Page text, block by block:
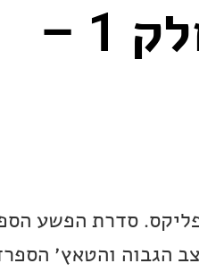
בית הנייר עונה 5 חלק 1 –
סדרת הפשע
הגבוה והטאץ׳